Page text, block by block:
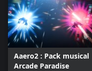
Aaero2 : Pack musical
Arcade Paradise